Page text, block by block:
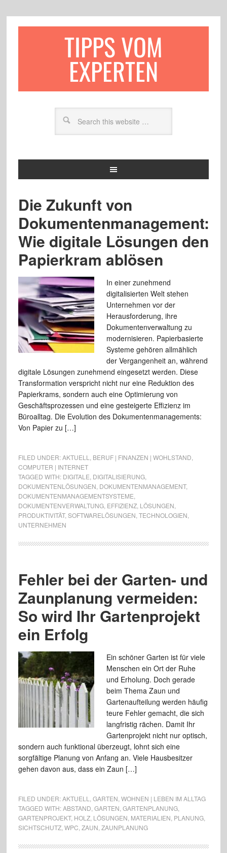
TIPPS VOM
EXPERTEN
Die Zukunft von
Dokumentenmanagement:
Wie digitale Lösungen den
Papierkram ablösen
In einer zunehmend
digitalisierten Welt stehen
Unternehmen vor der
Herausforderung, ihre
Dokumentenverwaltung zu
modernisieren. Papierbasierte
Systeme gehören allmählich
der Vergangenheit an, während
digitale Lösungen zunehmend eingesetzt werden. Diese
Transformation verspricht nicht nur eine Reduktion des
Papierkrams, sondern auch eine Optimierung von
Geschäftsprozessen und eine gesteigerte Effizienz im
Büroalltag. Die Evolution des Dokumentenmanagements:
Von Papier zu […]
FILED UNDER:AKTUELL BERUF | FINANZEN | WOHLSTAND
COMPUTER | INTERNET
TAGGED WITH: DIGITALE DIGITALISIERUNG,
DOKUMENTENLÖSUNGEN DOKUMENTENMANAGEMENT,
DOKUMENTENMANAGEMENTSYSTEME
DOKUMENTENVERWALTUNG, EFFIZIENZ, LÖSUNGEN
PRODUKTIVITÄT, SOFTWARELÖSUNGEN TECHNOLOGIEN
UNTERNEHMEN
Fehler bei der Garten- und
Zaunplanung vermeiden:
So wird Ihr Gartenprojekt
ein Erfolg
Ein schöner Garten ist für viele
Menschen ein Ort der Ruhe
und Erholung. Doch gerade
beim Thema Zaun und
Gartenaufteilung werden häufig
teure Fehler gemacht, die sich
langfristig rächen. Damit Ihr
Gartenprojekt nicht nur optisch,
sondern auch funktional überzeugt, lohnt sich eine
sorgfältige Planung von Anfang an. Viele Hausbesitzer
gehen davon aus, dass ein Zaun […]
FILED UNDER:AKTUELL GARTEN WOHNEN | LEBEN IM ALLTAG
TAGGED WITH:ABSTAND GARTEN GARTENPLANUNG,
GARTENPROJEKT, HOLZ, LÖSUNGEN MATERIALIEN PLANUNG,
SICHTSCHUTZ, WPC ZAUN ZAUNPLANUNG